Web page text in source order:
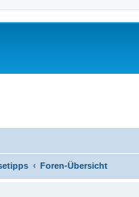
Foren-Übersicht